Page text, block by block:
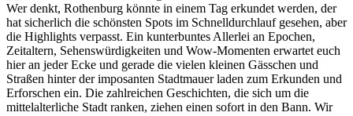
Wer denkt, Rothenburg könnte in einem Tag erkundet werden, der
hat sicherlich die schönsten Spots im Schnelldurchlauf gesehen, aber
die Highlights verpasst. Ein kunterbuntes Allerlei an Epochen,
Zeitaltern, Sehenswürdigkeiten und Wow-Momenten erwartet euch
hier an jeder Ecke und gerade die vielen kleinen Gässchen und
Straßen hinter der imposanten Stadtmauer laden zum Erkunden und
Erforschen ein. Die zahlreichen Geschichten, die sich um die
mittelalterliche Stadt ranken, ziehen einen sofort in den Bann. Wir